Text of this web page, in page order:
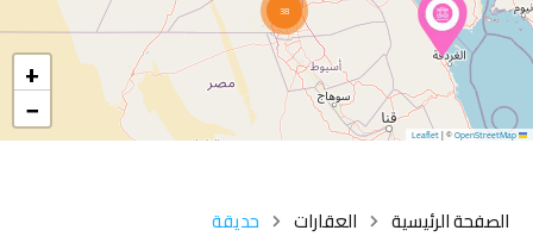
38
+
−
Leaflet
|©OpenStreetMap
الصفحة الرئيسية العقارات حديقة